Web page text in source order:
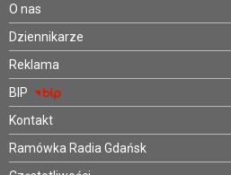
O nas
Dziennikarze
Reklama
BIP
Kontakt
Ramówka Radia Gdańsk